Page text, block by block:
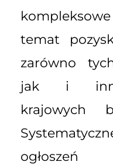
temat
zarówno
jak i
krajowych